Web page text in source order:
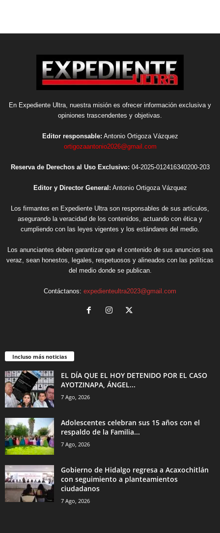
En Expediente Ultra, nuestra misión es ofrecer información exclusiva y
opiniones trascendentes y objetivas.
Editor responsable: Antonio Ortigoza Vázquez
ortigozaantonio2026@gmail.com
Reserva de Derechos al Uso Exclusivo: 04-2025-012416340200-203
Editor y Director General: Antonio Ortigoza Vázquez
Los firmantes en Expediente Ultra son responsables de sus artículos,
asegurando la veracidad de los contenidos, actuando con ética y
cumpliendo con las leyes vigentes y los estándares del medio.
Los anunciantes deben garantizar que el contenido de sus anuncios sea
veraz, sean honestos, legales, respetuosos y alineados con las políticas
del medio donde se publican.
Contáctanos: expedienteultra2023@gmail.com
Incluso más noticias
EL DÍA QUE EL HOY DETENIDO POR EL CASO
AYOTZINAPA, ÁNGEL...
7 Ago, 2026
Adolescentes celebran sus 15 años con el
respaldo de la Familia...
7 Ago, 2026
Gobierno de Hidalgo regresa a Acaxochitlán
con seguimiento a planteamientos
ciudadanos
7 Ago, 2026